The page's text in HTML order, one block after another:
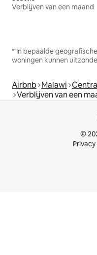
Verblijven van een maand
* In bepaalde
woningen kunnen
Airbnb Malawi
Verblijven van een
©
Privacy